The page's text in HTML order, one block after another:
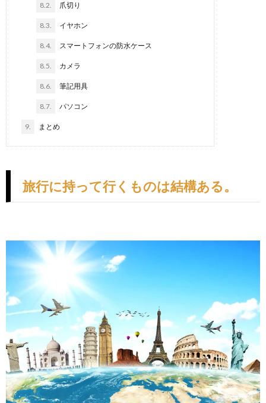
8.2. 爪切り
8.3. イヤホン
8.4. スマートフォンの防水ケース
8.5. カメラ
8.6. 筆記用具
8.7. パソコン
9. まとめ
旅行に持って行くものは結構ある。